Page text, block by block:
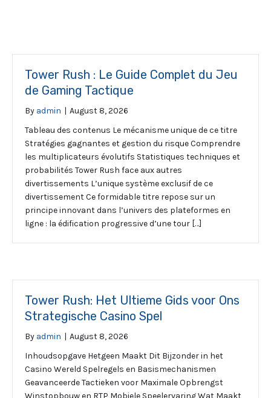
Tower Rush : Le Guide Complet du Jeu
de Gaming Tactique
By admin | August 8, 2026
Tableau des contenus Le mécanisme unique de ce titre
Stratégies gagnantes et gestion du risque Comprendre
les multiplicateurs évolutifs Statistiques techniques et
probabilités Tower Rush face aux autres
divertissements L’unique système exclusif de ce
divertissement Ce formidable titre repose sur un
principe innovant dans l’univers des plateformes en
ligne : la édification progressive d’une tour […]
Tower Rush: Het Ultieme Gids voor Ons
Strategische Casino Spel
By admin | August 8, 2026
Inhoudsopgave Hetgeen Maakt Dit Bijzonder in het
Casino Wereld Spelregels en Basismechanismen
Geavanceerde Tactieken voor Maximale Opbrengst
Winstopbouw en RTP Mobiele Speelervaring Wat Maakt